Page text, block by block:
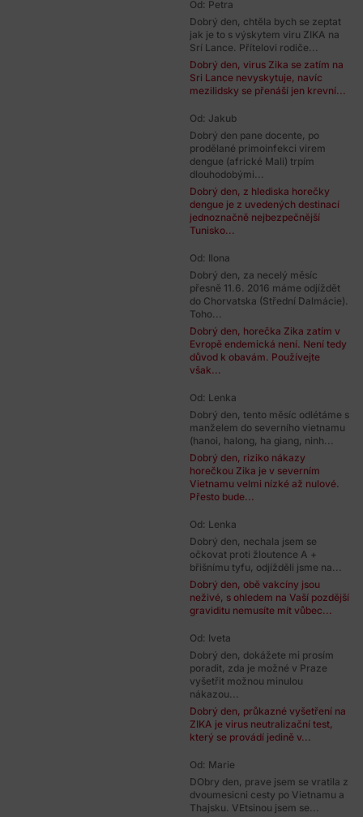
Od: Petra
Dobrý den, chtěla bych se zeptat
jak je to s výskytem viru ZIKA na
Srí Lance. Přítelovi rodiče...
Dobrý den, virus Zika se zatím na
Sri Lance nevyskytuje, navíc
mezilidsky se přenáší jen krevní...
Od: Jakub
Dobrý den pane docente, po
prodělané primoinfekci virem
dengue (africké Mali) trpím
dlouhodobými...
Dobrý den, z hlediska horečky
dengue je z uvedených destinací
jednoznačně nejbezpečnější
Tunisko...
Od: Ilona
Dobrý den, za necelý měsíc
přesně 11.6. 2016 máme odjíždět
do Chorvatska (Střední Dalmácie).
Toho...
Dobrý den, horečka Zika zatím v
Evropě endemická není. Není tedy
důvod k obavám. Používejte
však...
Od: Lenka
Dobrý den, tento měsíc odlétáme s
manželem do severního vietnamu
(hanoi, halong, ha giang, ninh...
Dobrý den, riziko nákazy
horečkou Zika je v severním
Vietnamu velmi nízké až nulové.
Přesto bude...
Od: Lenka
Dobrý den, nechala jsem se
očkovat proti žloutence A +
břišnímu tyfu, odjížděli jsme na...
Dobrý den, obě vakcíny jsou
neživé, s ohledem na Vaší pozdější
graviditu nemusíte mít vůbec...
Od: Iveta
Dobrý den, dokážete mi prosím
poradit, zda je možné v Praze
vyšetřit možnou minulou
nákazou...
Dobrý den, průkazné vyšetření na
ZIKA je virus neutralizační test,
který se provádí jedině v...
Od: Marie
DObry den, prave jsem se vratila z
dvoumesicni cesty po Vietnamu a
Thajsku. VEtsinou jsem se...